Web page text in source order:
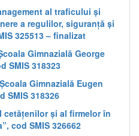
al traficului și
a regulilor, siguranță și
325513 – finalizat
Gimnazială George
SMIS 318323
Gimnazială Eugen
SMIS 318326
cetățenilor și al firmelor în
cod SMIS 326662